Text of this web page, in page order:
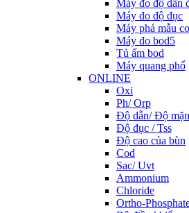
Máy đo độ dẫn
Máy đo độ đục
Máy phá mẫu
Máy đo bod5
Tủ ấm bod
Máy quang phổ
ONLINE
Oxi
Ph/ Orp
Độ dẫn/ Độ
Độ đục / Tss
Độ cao của bùn
Cod
Sac/ Uvt
Ammonium
Chloride
Ortho-